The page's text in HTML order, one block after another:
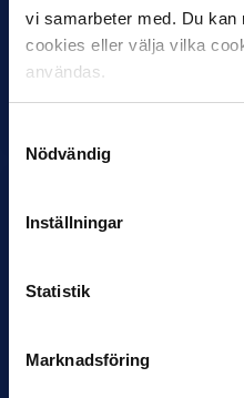
vi samarbeter med. Du kan
cookies eller välja vilka
användas.
Nödvändig
Inställningar
Statistik
Marknadsföring
30 JUNI
Helstrup ny tränare i
12 JUNI